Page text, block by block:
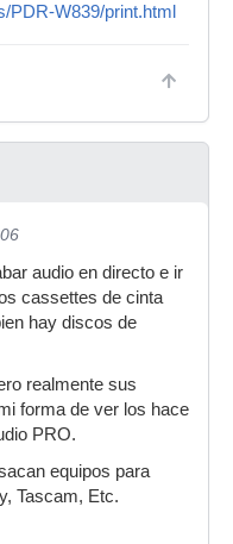
PDR-W839/print.html
audio en directo e ir
cassettes de cinta
hay discos de
realmente sus
forma de ver los hace
PRO.
equipos para
Tascam, Etc.